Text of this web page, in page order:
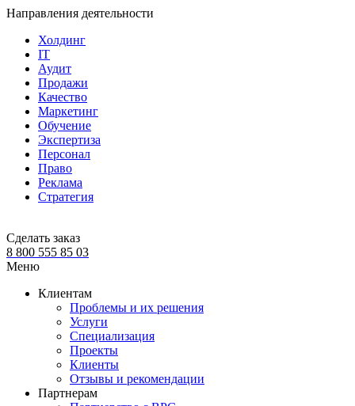
Направления деятельности
Холдинг
IT
Аудит
Продажи
Качество
Маркетинг
Обучение
Экспертиза
Персонал
Право
Реклама
Стратегия
Сделать заказ
8 800 555 85 03
Меню
Клиентам
Проблемы и их решения
Услуги
Специализация
Проекты
Клиенты
Отзывы и рекомендации
Партнерам